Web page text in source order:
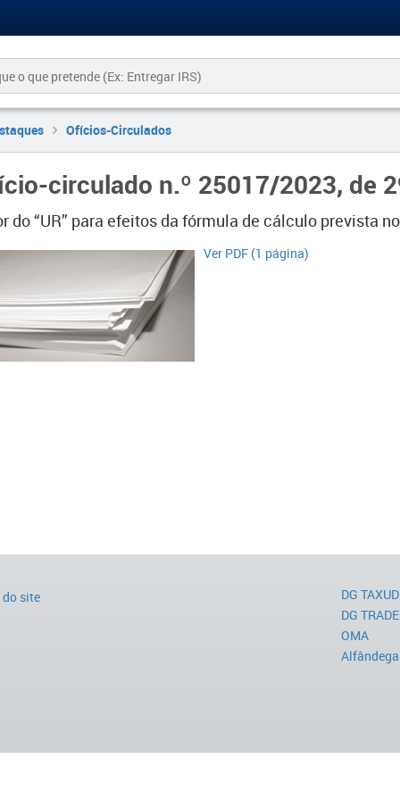
Ofícios-Circulados
circulado n.º 25017/2023, de
do “UR” para efeitos da fórmula de cálculo prevista
Ver PDF (1 página)​
do site
DG TAXUD
DG TRADE
OMA